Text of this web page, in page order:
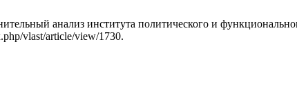
анализ института политического и
vlast/article/view/1730.